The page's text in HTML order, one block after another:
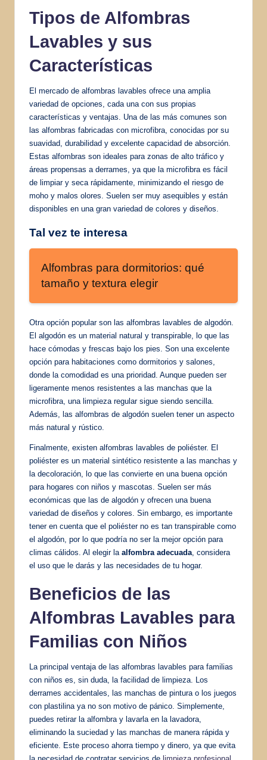
Tipos de Alfombras
Lavables y sus
Características
El mercado de alfombras lavables ofrece una amplia
variedad de opciones, cada una con sus propias
características y ventajas. Una de las más comunes son
las alfombras fabricadas con microfibra, conocidas por su
suavidad, durabilidad y excelente capacidad de absorción.
Estas alfombras son ideales para zonas de alto tráfico y
áreas propensas a derrames, ya que la microfibra es fácil
de limpiar y seca rápidamente, minimizando el riesgo de
moho y malos olores. Suelen ser muy asequibles y están
disponibles en una gran variedad de colores y diseños.
Tal vez te interesa
Alfombras para dormitorios: qué
tamaño y textura elegir
Otra opción popular son las alfombras lavables de algodón.
El algodón es un material natural y transpirable, lo que las
hace cómodas y frescas bajo los pies. Son una excelente
opción para habitaciones como dormitorios y salones,
donde la comodidad es una prioridad. Aunque pueden ser
ligeramente menos resistentes a las manchas que la
microfibra, una limpieza regular sigue siendo sencilla.
Además, las alfombras de algodón suelen tener un aspecto
más natural y rústico.
Finalmente, existen alfombras lavables de poliéster. El
poliéster es un material sintético resistente a las manchas y
la decoloración, lo que las convierte en una buena opción
para hogares con niños y mascotas. Suelen ser más
económicas que las de algodón y ofrecen una buena
variedad de diseños y colores. Sin embargo, es importante
tener en cuenta que el poliéster no es tan transpirable como
el algodón, por lo que podría no ser la mejor opción para
climas cálidos. Al elegir la alfombra adecuada , considera
el uso que le darás y las necesidades de tu hogar.
Beneficios de las
Alfombras Lavables para
Familias con Niños
La principal ventaja de las alfombras lavables para familias
con niños es, sin duda, la facilidad de limpieza. Los
derrames accidentales, las manchas de pintura o los juegos
con plastilina ya no son motivo de pánico. Simplemente,
puedes retirar la alfombra y lavarla en la lavadora,
eliminando la suciedad y las manchas de manera rápida y
eficiente. Este proceso ahorra tiempo y dinero, ya que evita